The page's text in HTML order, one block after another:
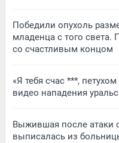
Победили опухоль
младенца с того света.
со счастливым концом
«Я тебя счас ***,
видео нападения
Выжившая после атаки
выписалась из